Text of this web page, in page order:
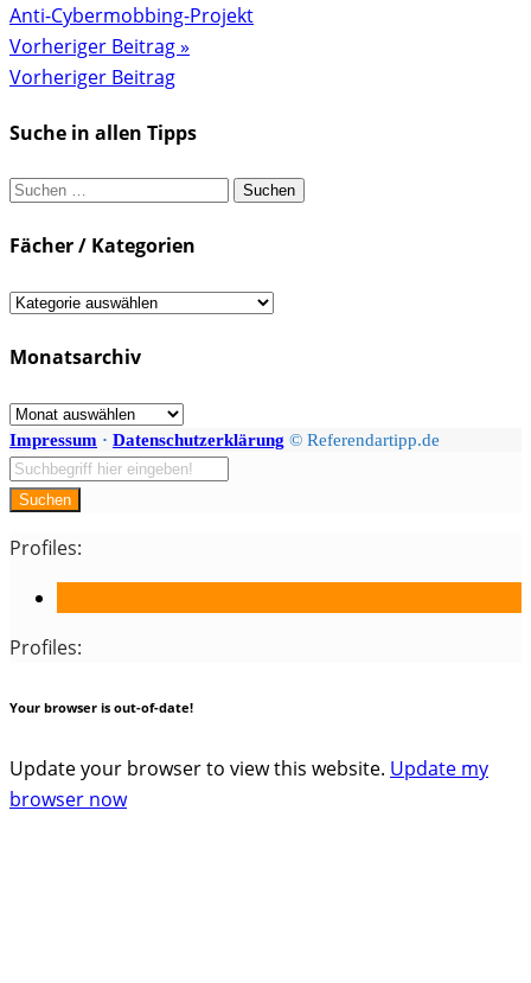
Anti-Cybermobbing-Projekt
Vorheriger Beitrag »
Vorheriger Beitrag
Suche in allen Tipps
Suchen
Fächer / Kategorien
Fächer
Kategorien
Monatsarchiv
Monatsarchiv
Impressum · Datenschutzerklärung © Referendartipp.de
Suchen
Profiles:
Profiles:
Your browser is out-of-date!
Update your browser to view this website. Update my
browser now